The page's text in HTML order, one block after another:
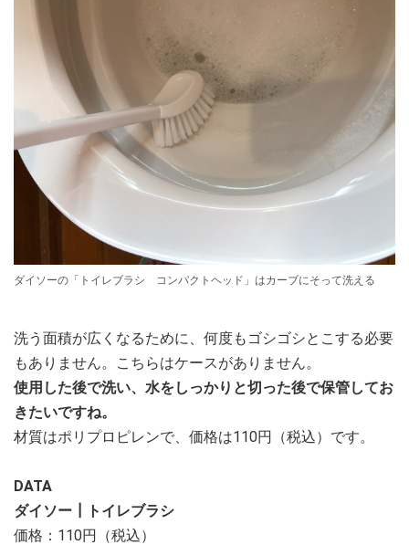
ダイソーの「トイレブラシ コンパクトヘッド」はカーブにそって洗える
洗う面積が広くなるために、何度もゴシゴシとこする必要
もありません。こちらはケースがありません。
使用した後で洗い、水をしっかりと切った後で保管してお
きたいですね。
材質はポリプロピレンで、価格は110円（税込）です。
DATA
ダイソー┃トイレブラシ
価格：110円（税込）